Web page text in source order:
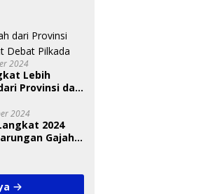
2024
Lebih
Provinsi dan
2024
2024
Gajah